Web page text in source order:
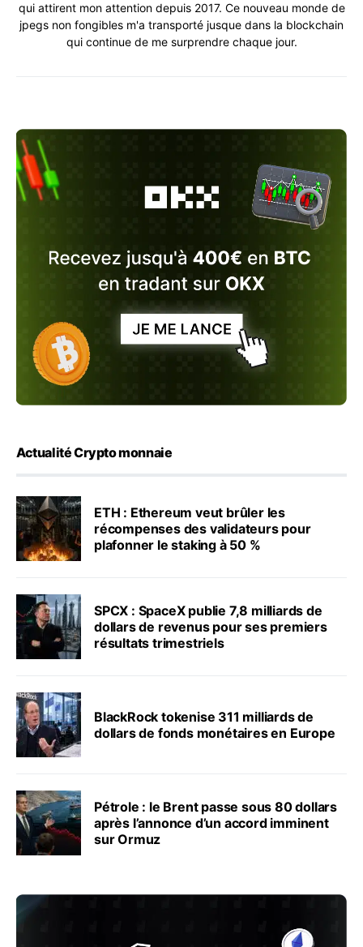
qui attirent mon attention depuis 2017. Ce nouveau monde de
jpegs non fongibles m'a transporté jusque dans la blockchain
qui continue de me surprendre chaque jour.
Actualité Crypto monnaie
ETH : Ethereum veut brûler les
récompenses des validateurs pour
plafonner le staking à 50 %
SPCX : SpaceX publie 7,8 milliards de
dollars de revenus pour ses premiers
résultats trimestriels
BlackRock tokenise 311 milliards de
dollars de fonds monétaires en Europe
Pétrole : le Brent passe sous 80 dollars
après l’annonce d’un accord imminent
sur Ormuz